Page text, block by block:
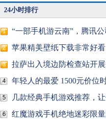
24小时排行
1 “一部手机游云南”，腾讯
2 苹果精美壁纸下载非常好
3 拉萨出入境边防检查站开
4 年轻人的最爱 1500元价位
5 几款经典手机游戏推荐，
6 红魔游戏手机绝地迷彩限